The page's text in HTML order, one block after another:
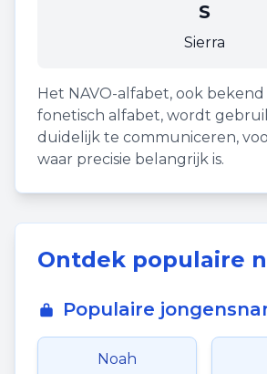
S
Sierra
Het NAVO-alfabet, ook bekend
fonetisch alfabet, wordt
duidelijk te communiceren,
waar precisie belangrijk is.
Ontdek populaire
Populaire
Noah